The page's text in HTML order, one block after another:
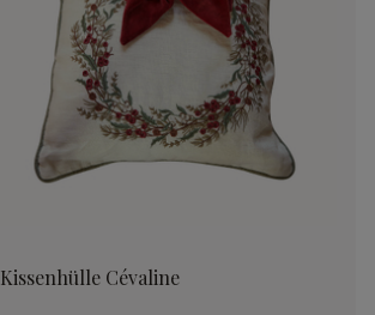
Kissenhülle Cévaline